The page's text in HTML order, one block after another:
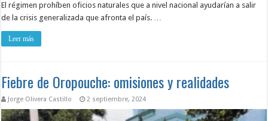
El régimen prohíben oficios naturales que a nivel nacional ayudarían a salir
de la crisis generalizada que afronta el país. …
Leer más
Fiebre de Oropouche: omisiones y realidades
Jorge Olivera Castillo 2 septiembre, 2024